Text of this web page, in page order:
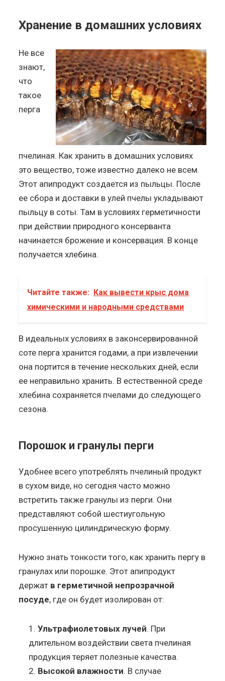
Хранение в домашних условиях
Не все
знают,
что
такое
перга
пчелиная. Как хранить в домашних условиях
это вещество, тоже известно далеко не всем.
Этот апипродукт создается из пыльцы. После
ее сбора и доставки в улей пчелы укладывают
пыльцу в соты. Там в условиях герметичности
при действии природного консерванта
начинается брожение и консервация. В конце
получается хлебина.
Читайте также: Как вывести крыс дома
химическими и народными средствами
В идеальных условиях в законсервированной
соте перга хранится годами, а при извлечении
она портится в течение нескольких дней, если
ее неправильно хранить. В естественной среде
хлебина сохраняется пчелами до следующего
сезона.
Порошок и гранулы перги
Удобнее всего употреблять пчелиный продукт
в сухом виде, но сегодня часто можно
встретить также гранулы из перги. Они
представляют собой шестиугольную
просушенную цилиндрическую форму.
Нужно знать тонкости того, как хранить пергу в
гранулах или порошке. Этот апипродукт
держат в герметичной непрозрачной
посуде, где он будет изолирован от:
Ультрафиолетовых лучей. При
длительном воздействии света пчелиная
продукция теряет полезные качества.
Высокой влажности. В случае